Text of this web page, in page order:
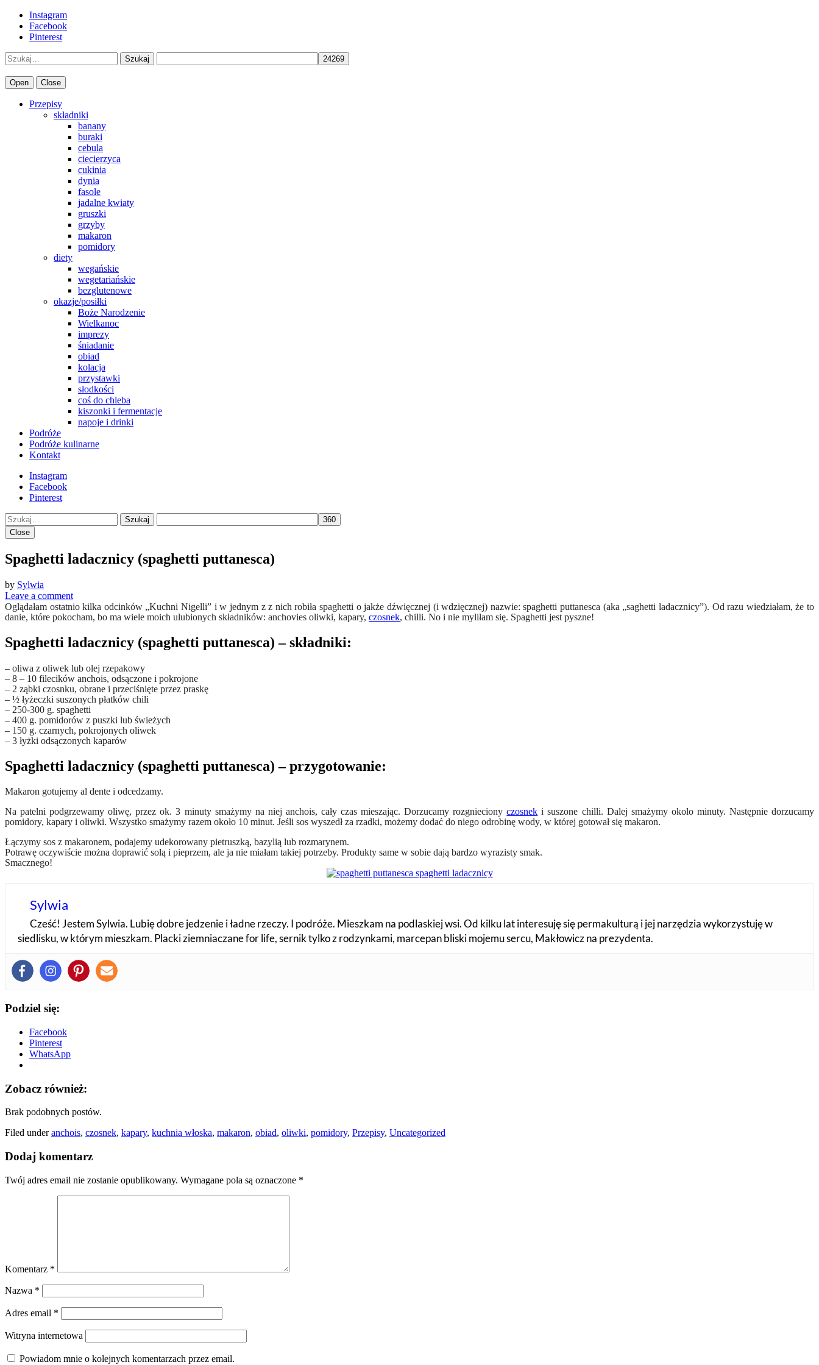
Instagram
Facebook
Pinterest
Szukaj
Open Close
Przepisy
składniki
banany
buraki
cebula
ciecierzyca
cukinia
dynia
fasole
jadalne kwiaty
gruszki
grzyby
makaron
pomidory
diety
wegańskie
wegetariańskie
bezglutenowe
okazje/posiłki
Boże Narodzenie
Wielkanoc
imprezy
śniadanie
obiad
kolacja
przystawki
słodkości
coś do chleba
kiszonki i fermentacje
napoje i drinki
Podróże
Podróże kulinarne
Kontakt
Instagram
Facebook
Pinterest
Szukaj
Close
Spaghetti ladacznicy (spaghetti puttanesca)
by Sylwia
Leave a comment
Oglądałam ostatnio kilka odcinków „Kuchni Nigelli” i w jednym z z nich robiła spaghetti o jakże dźwięcznej (i wdzięcznej) nazwie: spaghetti puttanesca (aka „saghetti ladacznicy”). Od razu wiedziałam, że to
danie, które pokocham, bo ma wiele moich ulubionych składników: anchovies oliwki, kapary, czosnek, chilli. No i nie myliłam się. Spaghetti jest pyszne!
Spaghetti ladacznicy (spaghetti puttanesca) – składniki:
– oliwa z oliwek lub olej rzepakowy
– 8 – 10 filecików anchois, odsączone i pokrojone
– 2 ząbki czosnku, obrane i przeciśnięte przez praskę
– ½ łyżeczki suszonych płatków chili
– 250-300 g. spaghetti
– 400 g. pomidorów z puszki lub świeżych
– 150 g. czarnych, pokrojonych oliwek
– 3 łyżki odsączonych kaparów
Spaghetti ladacznicy (spaghetti puttanesca) – przygotowanie:
Makaron gotujemy al dente i odcedzamy.
Na patelni podgrzewamy oliwę, przez ok. 3 minuty smażymy na niej anchois, cały czas mieszając. Dorzucamy rozgniecionyczosnek i suszone chilli. Dalej smażymy okolo minuty. Następnie dorzucamy
pomidory, kapary i oliwki. Wszystko smażymy razem około 10 minut. Jeśli sos wyszedł za rzadki, możemy dodać do niego odrobinę wody, w której gotował się makaron.
Łączymy sos z makaronem, podajemy udekorowany pietruszką, bazylią lub rozmarynem.
Potrawę oczywiście można doprawić solą i pieprzem, ale ja nie miałam takiej potrzeby. Produkty same w sobie dają bardzo wyrazisty smak.
Smacznego!
Sylwia
Cześć! Jestem Sylwia. Lubię dobre jedzenie i ładne rzeczy. I podróże. Mieszkam na podlaskiej wsi. Od kilku lat interesuję się permakulturą i jej narzędzia wykorzystuję w
siedlisku, w którym mieszkam. Placki ziemniaczane for life, sernik tylko z rodzynkami, marcepan bliski mojemu sercu, Makłowicz na prezydenta.
Podziel się:
Facebook
Pinterest
WhatsApp
Zobacz również:
Brak podobnych postów.
Filed underanchois, czosnek, kapary, kuchnia włoska, makaron, obiad, oliwki, pomidory, Przepisy, Uncategorized
Dodaj komentarz
Twój adres email nie zostanie opublikowany. Wymagane pola są oznaczone *
Komentarz *
Nazwa *
Adres email *
Witryna internetowa
Powiadom mnie o kolejnych komentarzach przez email.